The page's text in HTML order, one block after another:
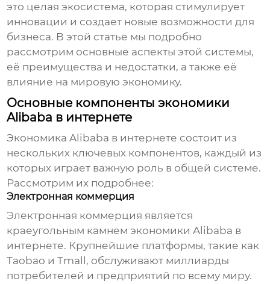
это целая экосистема, которая стимулирует
инновации и создает новые возможности для
бизнеса. В этой статье мы подробно
рассмотрим основные аспекты этой системы,
её преимущества и недостатки, а также её
влияние на мировую экономику.
Основные компоненты экономики
Alibaba в интернете
Экономика Alibaba в интернете состоит из
нескольких ключевых компонентов, каждый из
которых играет важную роль в общей системе.
Рассмотрим их подробнее:
Электронная коммерция
Электронная коммерция является
краеугольным камнемэкономики Alibaba в
интернете. Крупнейшие платформы, такие как
Taobao и Tmall, обслуживают миллиарды
потребителей и предприятий по всему миру.